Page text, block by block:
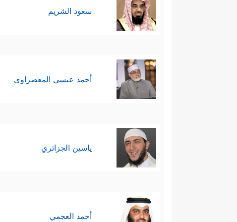
الضلال والانحراف، حتى بالنسبة
سادسًا: بيان أنَّ الناس في
رايتان فقط ۞ هَـٰذَانِ
یُصَبُّ مِن فَوۡقِ رُءُوسِهِمُ
یُدۡخِلُ ٱلَّذِینَ ءَامَنُواْ وَعَمِلُواْ
وَلُؤۡلُؤࣰاۖ وَلِبَاسُهُمۡ فِیهَا حَرِیرࣱ
سعود الشريم
أحمد عيسي المعصراوي
ياسين الجزائري
أحمد العجمي